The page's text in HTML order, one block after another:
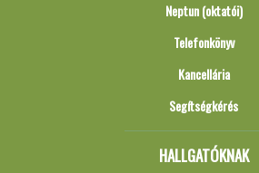
Neptun (oktatói)
Telefonkönyv
Kancellária
Segítségkérés
HALLGATÓKNAK